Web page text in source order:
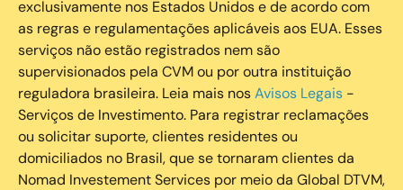
exclusivamente nos Estados Unidos e de acordo com
as regras e regulamentações aplicáveis aos EUA. Esses
serviços não estão registrados nem são
supervisionados pela CVM ou por outra instituição
reguladora brasileira. Leia mais nosAvisos Legais -
Serviços de Investimento. Para registrar reclamações
ou solicitar suporte, clientes residentes ou
domiciliados no Brasil, que se tornaram clientes da
Nomad Investement Services por meio da Global DTVM,